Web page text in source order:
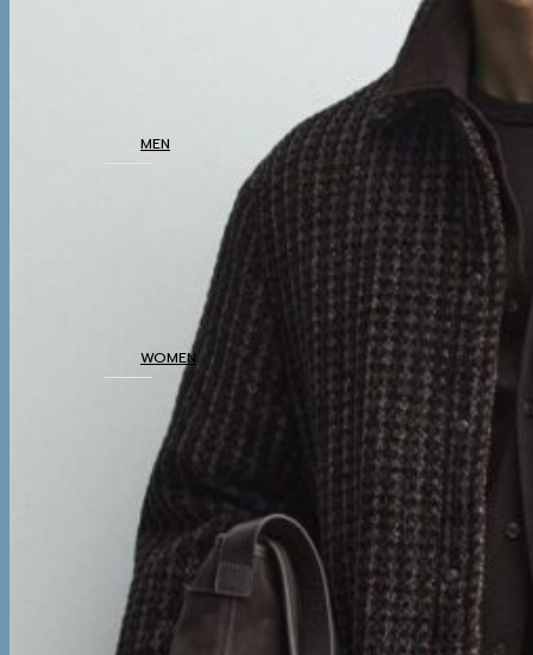
MEN
COATS
BOTTOM
THERMAL
UNDERWEAR
WOMEN
COATS
TOP
BOTTOM
DRESSES & AIRPORT
LOOKS
THERMAL
UNDERWEAR